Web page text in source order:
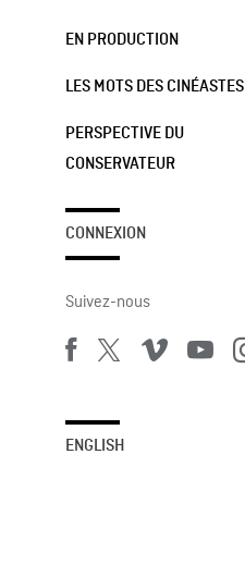
EN PRODUCTION
LES MOTS DES CINÉASTES
PERSPECTIVE DU
CONSERVATEUR
CONNEXION
Suivez-nous
ENGLISH